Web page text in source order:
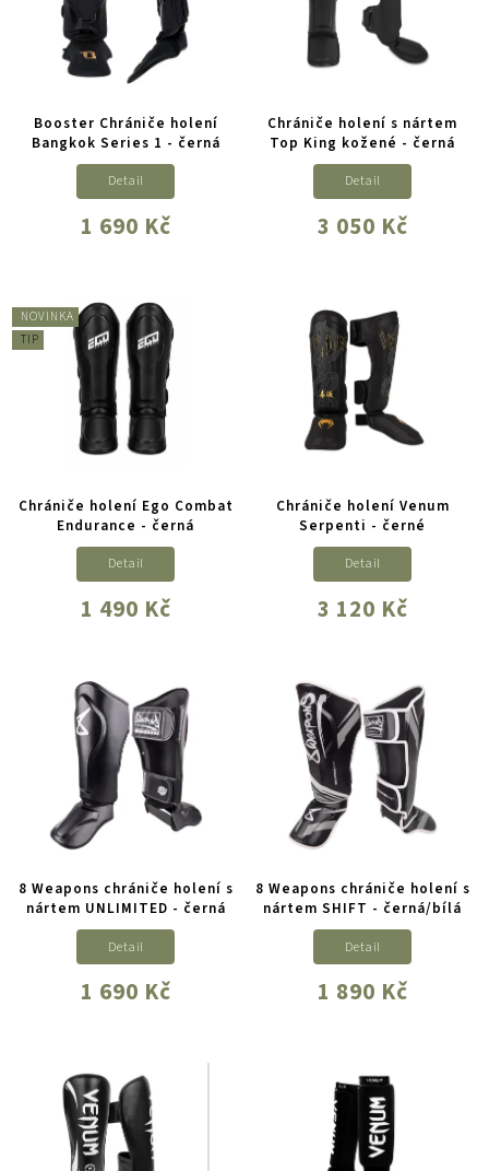
Booster Chrániče holení
Bangkok Series 1 - černá
1 690 Kč
Detail
Chrániče holení s nártem
Top King kožené - černá
3 050 Kč
Detail
NOVINKA
TIP
Chrániče holení Ego Combat
Endurance - černá
1 490 Kč
Detail
Chrániče holení Venum
Serpenti - černé
3 120 Kč
Detail
8 Weapons chrániče holení s
nártem UNLIMITED - černá
1 690 Kč
Detail
8 Weapons chrániče holení s
nártem SHIFT - černá/bílá
1 890 Kč
Detail